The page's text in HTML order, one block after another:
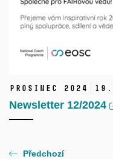
Prosinec 2024 19.
Newsletter 12/2024
Předchozí